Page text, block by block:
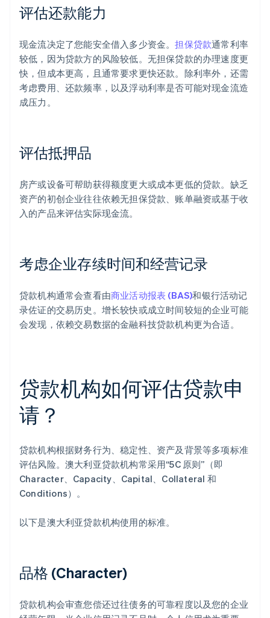
评估还款能力
现金流决定了您能安全借入多少资金。担保贷款通常利率
较低，因为贷款方的风险较低。无担保贷款的办理速度更
快，但成本更高，且通常要求更快还款。除利率外，还需
考虑费用、还款频率，以及浮动利率是否可能对现金流造
成压力。
评估抵押品
房产或设备可帮助获得额度更大或成本更低的贷款。缺乏
资产的初创企业往往依赖无担保贷款、账单融资或基于收
入的产品来评估实际现金流。
考虑企业存续时间和经营记录
贷款机构通常会查看由商业活动报表 (BAS)和银行活动记
录佐证的交易历史。增长较快或成立时间较短的企业可能
会发现，依赖交易数据的金融科技贷款机构更为合适。
贷款机构如何评估贷款申
请？
贷款机构根据财务行为、稳定性、资产及背景等多项标准
评估风险。澳大利亚贷款机构常采用“5C 原则”（即
Character、Capacity、Capital、Collateral 和
Conditions）。
以下是澳大利亚贷款机构使用的标准。
品格 (Character)
贷款机构会审查您偿还过往债务的可靠程度以及您的企业